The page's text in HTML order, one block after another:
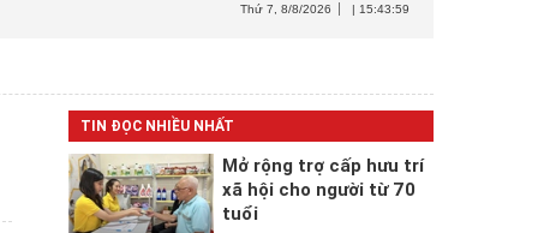
Thứ 7 , 8/8/2026 | 15:44:00
TIN ĐỌC NHIỀU NHẤT
Mở rộng trợ cấp hưu trí
xã hội cho người từ 70
tuổi